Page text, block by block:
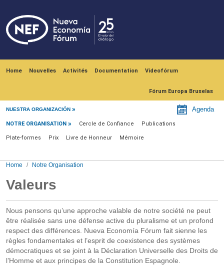
Home Nouvelles Activités Documentation Videofórum
Fórum Europa Bruselas
NUESTRA ORGANIZACIÓN Agenda
Notre Organisation
NOTRE ORGANISATION Cercle de Confiance Publications
Plate-formes Prix Livre de Honneur Mémoire
Home Notre Organisation
Valeurs
Nous pensons qu’une approche valable de notre société ne peut
être réalisée sans une défense active du pluralisme et un profond
respect des différences. Nueva Economía Fórum fait sienne les
règles fondamentales et l’esprit de coexistence des systèmes
démocratiques et se joint à la Déclaration Universelle des Droits de
l’Homme et aux principes de la Constitution Espagnole.